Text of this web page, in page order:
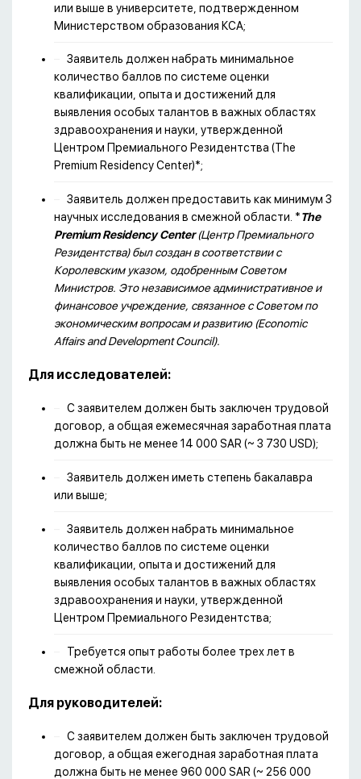
или выше в университете, подтвержденном
Министерством образования КСА;
Заявитель должен набрать минимальное
количество баллов по системе оценки
квалификации, опыта и достижений для
выявления особых талантов в важных областях
здравоохранения и науки, утвержденной
Центром Премиального Резидентства (The
Premium Residency Center)*;
Заявитель должен предоставить как минимум 3
научных исследования в смежной области. *The
PremiumResidencyCenter(Центр Премиального
Резидентства) был создан в соответствии с
Королевским указом, одобренным Советом
Министров. Это независимое административное и
финансовое учреждение, связанное с Советом по
экономическим вопросам и развитию (Economic
Affairs and Development Council).
Для исследователей:
С заявителем должен быть заключен трудовой
договор, а общая ежемесячная заработная плата
должна быть не менее 14 000 SAR (~ 3 730 USD);
Заявитель должен иметь степень бакалавра
или выше;
Заявитель должен набрать минимальное
количество баллов по системе оценки
квалификации, опыта и достижений для
выявления особых талантов в важных областях
здравоохранения и науки, утвержденной
Центром Премиального Резидентства;
Требуется опыт работы более трех лет в
смежной области.
Для руководителей:
С заявителем должен быть заключен трудовой
договор, а общая ежегодная заработная плата
должна быть не менее 960 000 SAR (~ 256 000